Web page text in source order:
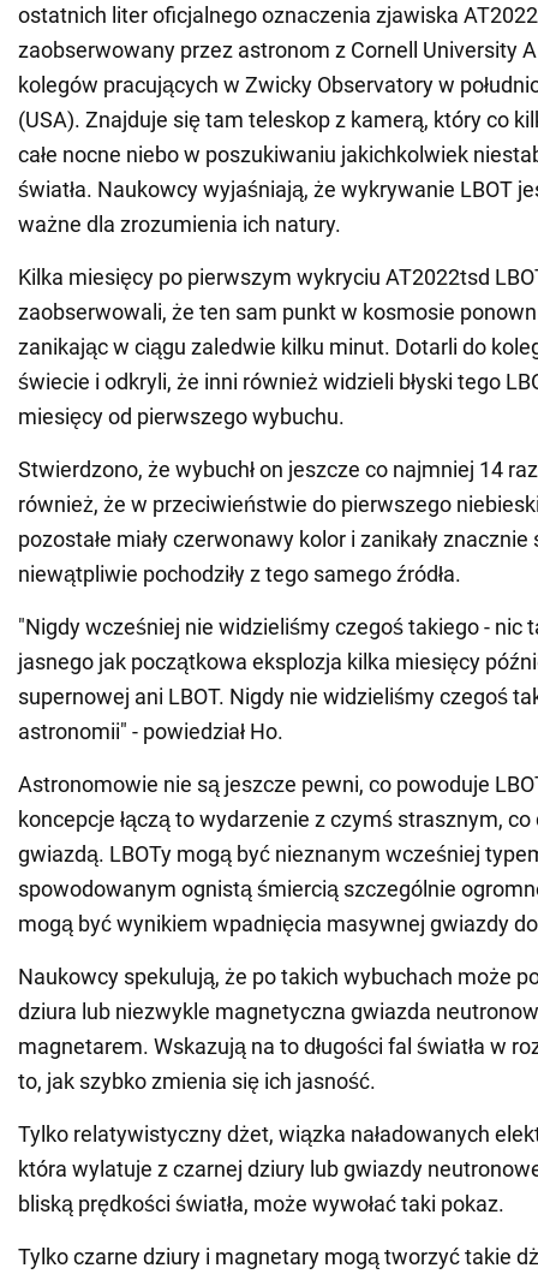
ostatnich liter oficjalnego oznaczenia zjawiska
zaobserwowany przez astronom z Cornell University
kolegów pracujących w Zwicky Observatory w
(USA). Znajduje się tam teleskop z kamerą, który co
całe nocne niebo w poszukiwaniu jakichkolwiek
światła. Naukowcy wyjaśniają, że wykrywanie LBOT
ważne dla zrozumienia ich natury.
Kilka miesięcy po pierwszym wykryciu AT2022tsd
zaobserwowali, że ten sam punkt w kosmosie
zanikając w ciągu zaledwie kilku minut. Dotarli do
świecie i odkryli, że inni również widzieli błyski tego
miesięcy od pierwszego wybuchu.
Stwierdzono, że wybuchł on jeszcze co najmniej 14
również, że w przeciwieństwie do pierwszego
pozostałe miały czerwonawy kolor i zanikały znacznie
niewątpliwie pochodziły z tego samego źródła.
"Nigdy wcześniej nie widzieliśmy czegoś takiego - nic
jasnego jak początkowa eksplozja kilka miesięcy
supernowej ani LBOT. Nigdy nie widzieliśmy czegoś
astronomii" - powiedział Ho.
Astronomowie nie są jeszcze pewni, co powoduje
koncepcje łączą to wydarzenie z czymś strasznym, co
gwiazdą. LBOTy mogą być nieznanym wcześniej
spowodowanym ognistą śmiercią szczególnie
mogą być wynikiem wpadnięcia masywnej gwiazdy
Naukowcy spekulują, że po takich wybuchach może
dziura lub niezwykle magnetyczna gwiazda
magnetarem. Wskazują na to długości fal światła w
to, jak szybko zmienia się ich jasność.
Tylko relatywistyczny dżet, wiązka naładowanych
która wylatuje z czarnej dziury lub gwiazdy
bliską prędkości światła, może wywołać taki pokaz.
Tylko czarne dziury i magnetary mogą tworzyć takie